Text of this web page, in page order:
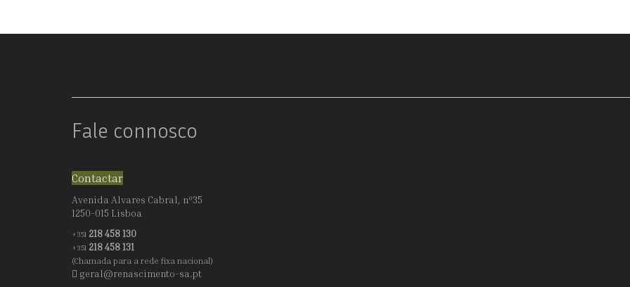
MARIA
Fale connosco
Contactar
Avenida Alvares Cabral, nº35
1250-015 Lisboa
+351 218 458 130
+351 218 458 131
(Chamada para a rede fixa nacional)
geral@renascimento-sa.pt